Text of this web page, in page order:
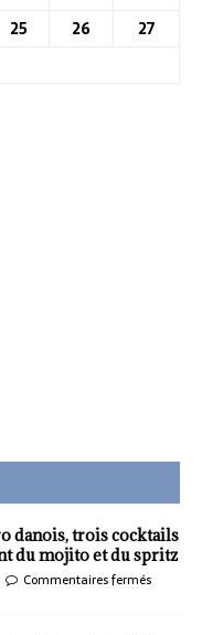
25 26
27
danois, trois cocktails
du mojito et du spritz
Commentaires fermés